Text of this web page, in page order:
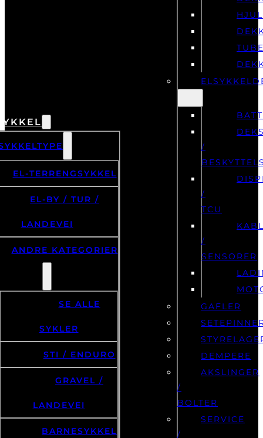
EL-TERRENGSYKKEL
EL-BY / TUR /
LANDEVEI
ANDRE KATEGORIER
SE ALLE
SYKLER
STI / ENDURO
GRAVEL /
LANDEVEI
BARNESYKKEL
HJUL
/
/
TCU
/
SENSORER
GAFLER
DEMPERE
AKSLINGER
/
BOLTER
SERVICE
/